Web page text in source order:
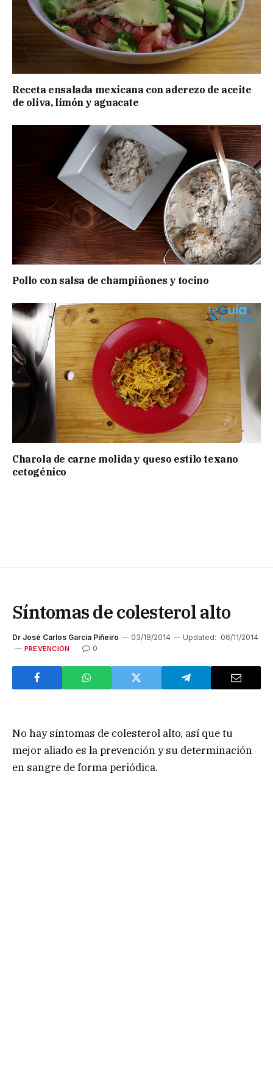
Receta ensalada mexicana con aderezo de aceite
de oliva, limón y aguacate
Pollo con salsa de champiñones y tocino
Charola de carne molida y queso estilo texano
cetogénico
Síntomas de colesterol alto
Dr José Carlos García Piñeiro 03/18/2014 Updated: 06/11/2014
PREVENCIÓN 0
No hay síntomas de colesterol alto, así que tu
mejor aliado es la prevención y su determinación
en sangre de forma periódica.